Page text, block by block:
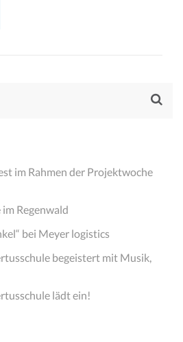
im Rahmen der Projektwoche
Regenwald
bei Meyer logistics
begeistert mit Musik,
lädt ein!